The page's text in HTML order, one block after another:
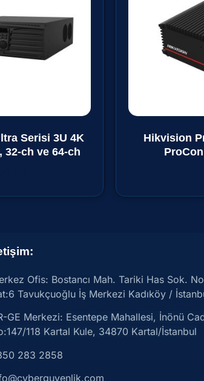
Serisi 3U 4K
32-ch ve 64-ch
Hikvision
Ofis: Bostancı Mah. Tariki Has Sok.
Tavukçuoğlu İş Merkezi Kadıköy /
GE Merkezi: Esentepe Mahallesi, İnönü
118 Kartal Kule, 34870 Kartal/İstanbul
283 2858